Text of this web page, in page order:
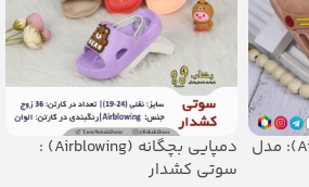
دمپایی بچگانه (Airblowing): مدل
دمپایی بچگانه (Airblowing) :
سوتی کشدار